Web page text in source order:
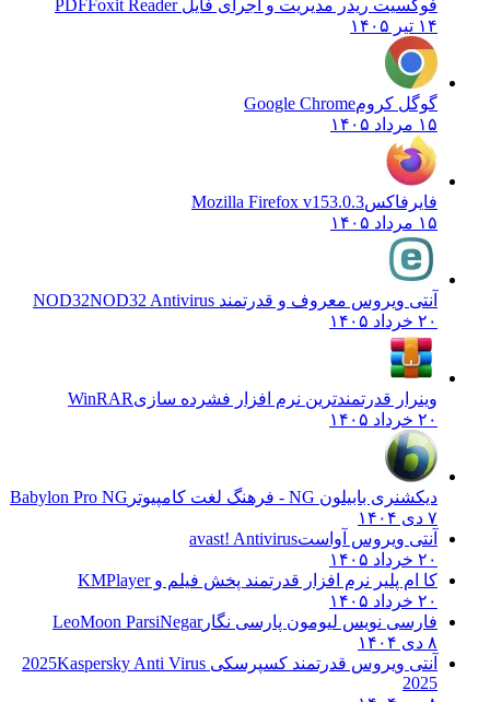
فوکسیت ریدر مدیریت و اجرای فایل PDFFoxit Reader
گوگل کروم Google Chrome
فایرفاکس Mozilla Firefox v153.0.3
آنتی ویروس معروف و قدرتمند NOD32NOD32 Antivirus
وینرار قدرتمندترین نرم افزار فشرده سازیWinRAR
دیکشنری بابیلون NG - فرهنگ لغت کامپیوتر
Babylon Pro NG
آنتی ویروس آواست avast! Antivirus
کا ام پلیر نرم افزار قدرتمند پخش فیلم و KMPlayer
فارسی نویس لیومون پارسی نگارLeoMoon ParsiNegar
آنتی ویروس قدرتمند کسپرسکی 2025Kaspersky Anti Virus